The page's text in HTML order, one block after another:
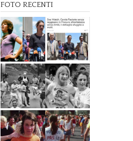
FOTO RECENTI